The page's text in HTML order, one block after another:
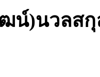
น์)นวลสกุ